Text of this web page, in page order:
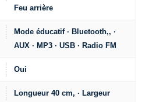
Feu arrière
Mode éducatif · Bluetooth,, ·
AUX · MP3 · USB · Radio FM
Oui
Longueur 40 cm, · Largeur